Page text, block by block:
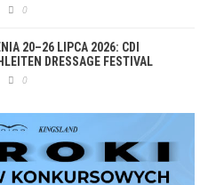
0
20–26 LIPCA 2026: CDI
DRESSAGE FESTIVAL
0